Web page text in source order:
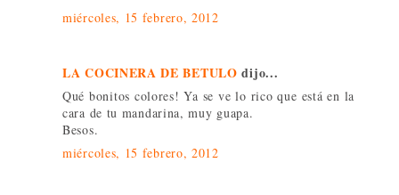
miércoles, 15 febrero, 2012
LA COCINERA DE BETULO dijo...
Qué bonitos colores! Ya se ve lo rico que está en la
cara de tu mandarina, muy guapa.
Besos.
miércoles, 15 febrero, 2012